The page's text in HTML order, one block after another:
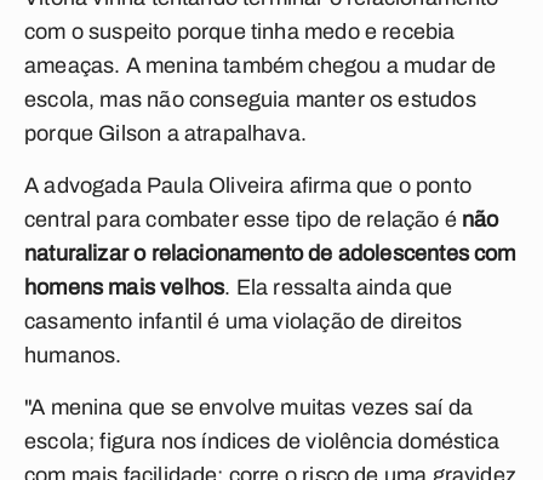
com o suspeito porque tinha medo e recebia
ameaças. A menina também chegou a mudar de
escola, mas não conseguia manter os estudos
porque Gilson a atrapalhava.
A advogada Paula Oliveira afirma que o ponto
central para combater esse tipo de relação é não
naturalizar o relacionamento de adolescentes com
homens mais velhos. Ela ressalta ainda que
casamento infantil é uma violação de direitos
humanos.
"A menina que se envolve muitas vezes saí da
escola; figura nos índices de violência doméstica
com mais facilidade; corre o risco de uma gravidez